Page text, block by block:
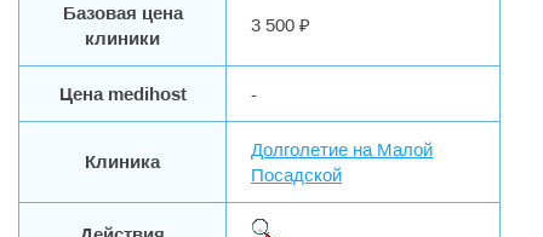
Базовая цена
клиники
3 500 ₽
Цена medihost -
Клиника
Долголетие на Малой
Посадской